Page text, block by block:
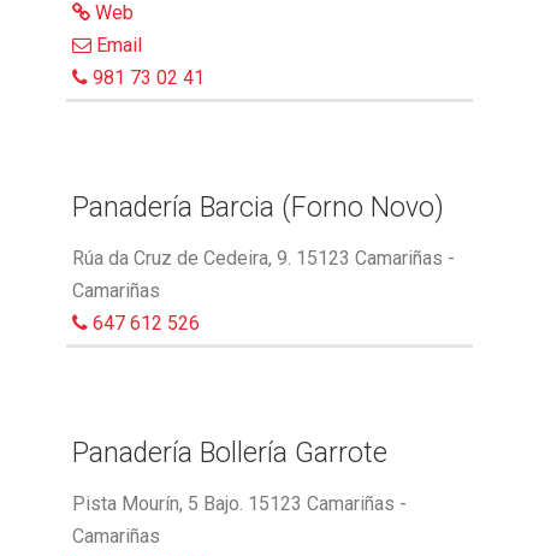
Web
Email
981 73 02 41
Panadería Barcia (Forno Novo)
Rúa da Cruz de Cedeira, 9. 15123 Camariñas -
Camariñas
647 612 526
Panadería Bollería Garrote
Pista Mourín, 5 Bajo. 15123 Camariñas -
Camariñas